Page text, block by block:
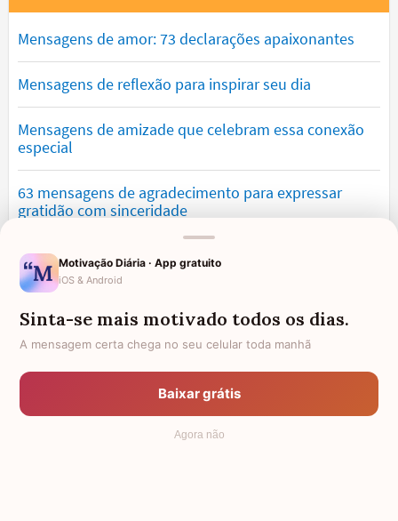
Mensagens de amor: 73 declarações apaixonantes
Mensagens de reflexão para inspirar seu dia
Mensagens de amizade que celebram essa conexão
especial
63 mensagens de agradecimento para expressar
gratidão com sinceridade
Mensagens de saudade que tocam o coração e
expressam falta
Mensagens para namorado: declare o seu amor com
palavras lindas
Mensagens de desculpa sinceras para corrigir erros e
Motivação Diária · App gratuito
iOS & Android
Sinta-se mais motivado todos os dias.
A mensagem certa chega no seu celular toda manhã
Baixar grátis
Agora não